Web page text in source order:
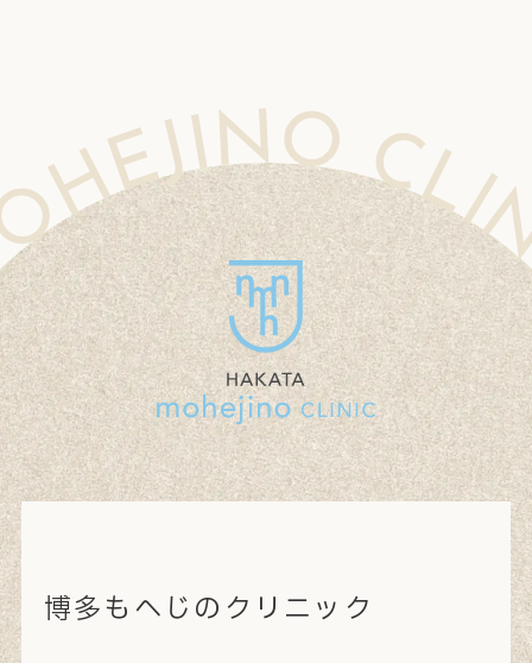
MOHEJINO CLINIC MOHEJINO CLINIC MOHEJINO CLINIC MOHEJINO CLINIC MOHEJINO CLINIC MOHEJINO CLINIC MOHEJINO CLINIC MOHEJINO CLINIC MOHEJINO CLINIC MOHEJINO CLINIC MOHEJINO CLINIC MOHEJINO
博多もへじのクリニック